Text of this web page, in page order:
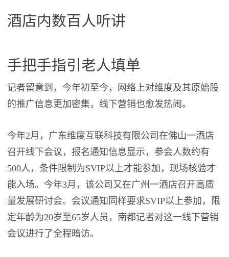
酒店内数百人听讲
手把手指引老人填单
记者留意到，今年初至今，网络上对维度及其原始股
的推广信息更加密集，线下营销也愈发热闹。
今年2月，广东维度互联科技有限公司在佛山一酒店
召开线下会议，报名通知信息显示，参会人数约有
500人，条件限制为SVIP以上才能参加，现场核验才
能入场。今年3月，该公司又在广州一酒店召开高质
量发展研讨会。会议通知同样要求SVIP以上参加，限
定年龄为20岁至65岁人员，南都记者对这一线下营销
会议进行了全程暗访。